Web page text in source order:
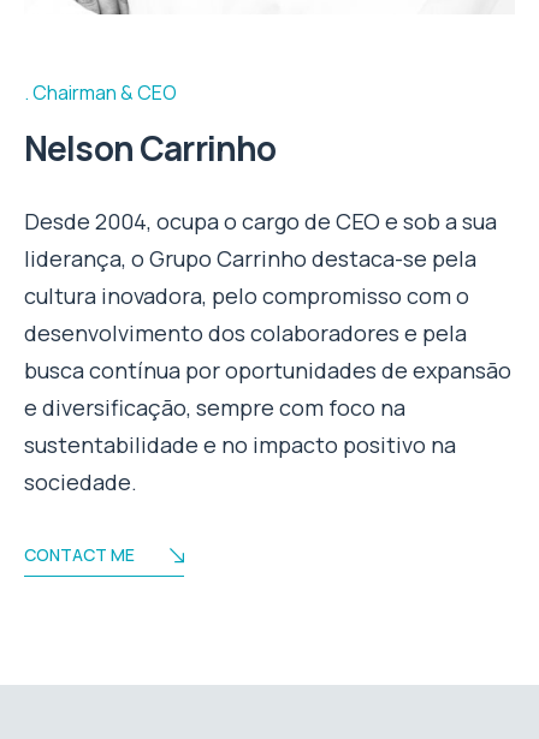
Chairman & CEO
Nelson Carrinho
Desde 2004, ocupa o cargo de CEO e sob a sua
liderança, o Grupo Carrinho destaca-se pela
cultura inovadora, pelo compromisso com o
desenvolvimento dos colaboradores e pela
busca contínua por oportunidades de expansão
e diversificação, sempre com foco na
sustentabilidade e no impacto positivo na
sociedade.
CONTACT ME